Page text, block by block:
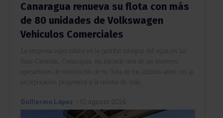
Canaragua renueva su flota con más
de 80 unidades de Volkswagen
Vehiculos Comerciales
La empresa especialista en la gestión integral del agua en las
Islas Canarias, Canaragua, ha iniciado una de las mayores
operaciones de renovación de su flota de los últimos años con la
incorporación progresiva a la misma de más...
Guillermo López - 10 agosto 2026